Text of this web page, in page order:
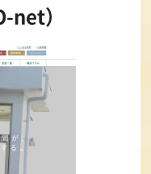
net）